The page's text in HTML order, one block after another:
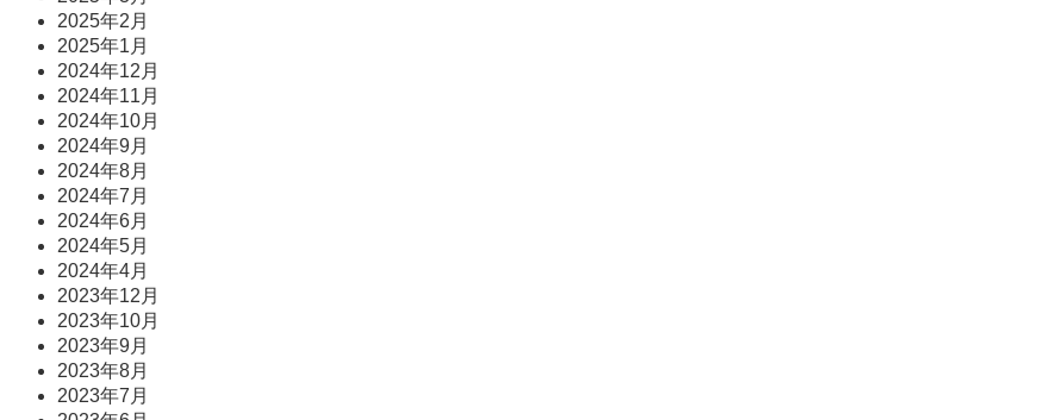
2025年2月
2025年1月
2024年12月
2024年11月
2024年10月
2024年9月
2024年8月
2024年7月
2024年6月
2024年5月
2024年4月
2023年12月
2023年10月
2023年9月
2023年8月
2023年7月